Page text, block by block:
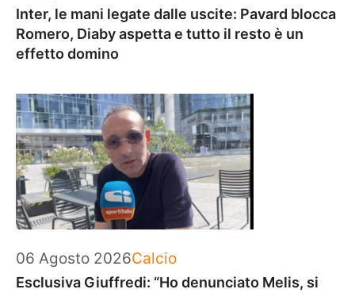
Inter, le mani legate dalle uscite: Pavard blocca
Romero, Diaby aspetta e tutto il resto è un
effetto domino
06 Agosto 2026Categorie
Calcio
Esclusiva Giuffredi: “Ho denunciato Melis, si